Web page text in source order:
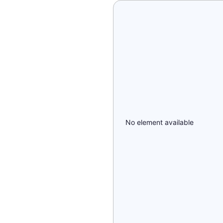
No element available